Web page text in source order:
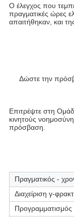
Ο έλεγχος που
πραγματικές ώρες
απαιτήθηκαν, και
Δώστε την
Επιτρέψτε στη
κινητούς
πρόσβαση.
Πραγματικός -
Διαχείριση γ-